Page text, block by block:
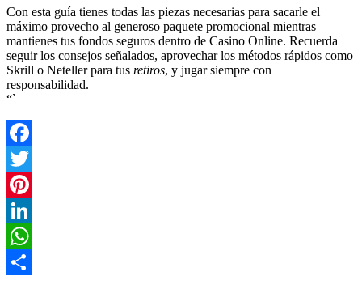
Con esta guía tienes todas las piezas necesarias para sacarle el
máximo provecho al generoso paquete promocional mientras
mantienes tus fondos seguros dentro de Casino Online. Recuerda
seguir los consejos señalados, aprovechar los métodos rápidos como
Skrill o Neteller para tus retiros, y jugar siempre con
responsabilidad.
“`
Facebook
Twitter
Pinterest
LinkedIn
WhatsApp